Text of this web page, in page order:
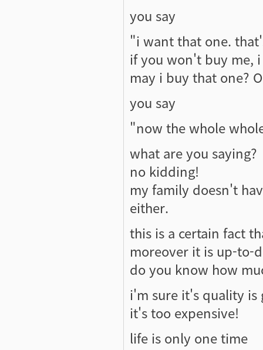
you say
"i want that one.
if you won't buy me,
may i buy that one?
you say
"now the whole
what are you saying?
no kidding!
my family doesn't
either.
this is a certain fact
moreover it is up-to-
do you know how
i'm sure it's quality is
it's too expensive!
life is only one time